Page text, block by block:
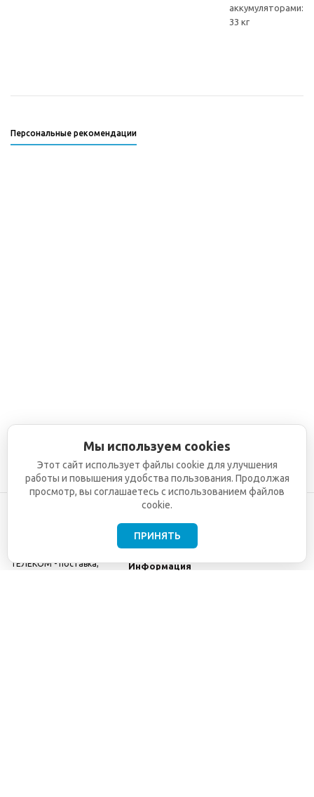
аккумуляторами:
33 кг
Персональные рекомендации
ТЕЛЕКОМ - поставка,
Информация
Мы используем cookies
Этот сайт использует файлы cookie для улучшения
работы и повышения удобства пользования. Продолжая
просмотр, вы соглашаетесь с использованием файлов
cookie.
ПРИНЯТЬ